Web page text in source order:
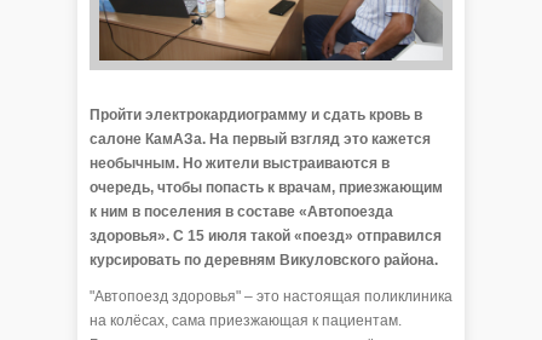
Пройти электрокардиограмму и сдать кровь в
салоне КамАЗа. На первый взгляд это кажется
необычным. Но жители выстраиваются в
очередь, чтобы попасть к врачам, приезжающим
к ним в поселения в составе «Автопоезда
здоровья». С 15 июля такой «поезд» отправился
курсировать по деревням Викуловского района.
"Автопоезд здоровья" – это настоящая поликлиника
на колёсах, сама приезжающая к пациентам.